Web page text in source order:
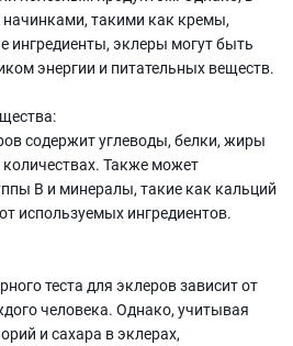
такими как кремы,
ингредиенты, эклеры могут быть
энергии и питательных веществ.
содержит углеводы, белки, жиры
Также может
B и минералы, такие как кальций
используемых ингредиентов.
теста для эклеров зависит от
человека. Однако, учитывая
и сахара в эклерах,